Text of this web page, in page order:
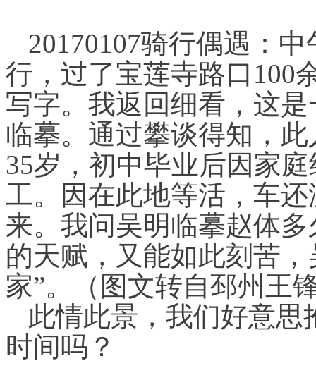
20170107骑行偶遇：
行，过了宝莲寺路口100
写字。我返回细看，这
临摹。通过攀谈得知，
35岁，初中毕业后因家
工。因在此地等活，车
来。我问吴明临摹赵体
的天赋，又能如此刻苦
家”。（图文转自邳州王
此情此景，我们好意
时间吗？